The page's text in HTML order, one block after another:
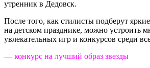
утренник в Дедовск.
После того, как стилисты подберут
на детском празднике, можно устроить
увлекательных игр и конкурсов среди
— конкурс на лучший образ звезды